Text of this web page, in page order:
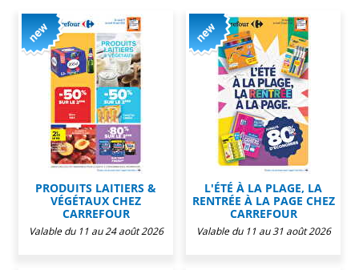
PRODUITS LAITIERS &
VÉGÉTAUX CHEZ
CARREFOUR
Valable du 11 au 24 août 2026
L'ÉTÉ À LA PLAGE, LA
RENTRÉE À LA PAGE CHEZ
CARREFOUR
Valable du 11 au 31 août 2026